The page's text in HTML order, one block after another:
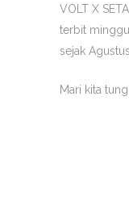
VOLT X
terbit
sejak
Mari kita